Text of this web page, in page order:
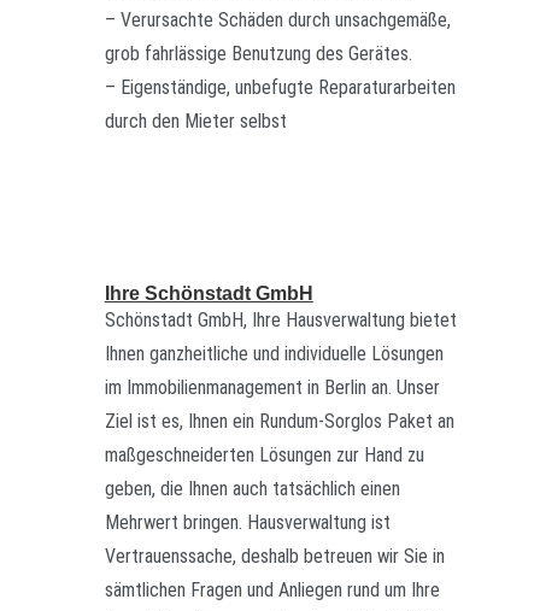
– Verursachte Schäden durch unsachgemäße,
grob fahrlässige Benutzung des Gerätes.
– Eigenständige, unbefugte Reparaturarbeiten
durch den Mieter selbst
Ihre Schönstadt GmbH
Schönstadt GmbH, Ihre Hausverwaltung bietet
Ihnen ganzheitliche und individuelle Lösungen
im Immobilienmanagement in Berlin an. Unser
Ziel ist es, Ihnen ein Rundum-Sorglos Paket an
maßgeschneiderten Lösungen zur Hand zu
geben, die Ihnen auch tatsächlich einen
Mehrwert bringen. Hausverwaltung ist
Vertrauenssache, deshalb betreuen wir Sie in
sämtlichen Fragen und Anliegen rund um Ihre